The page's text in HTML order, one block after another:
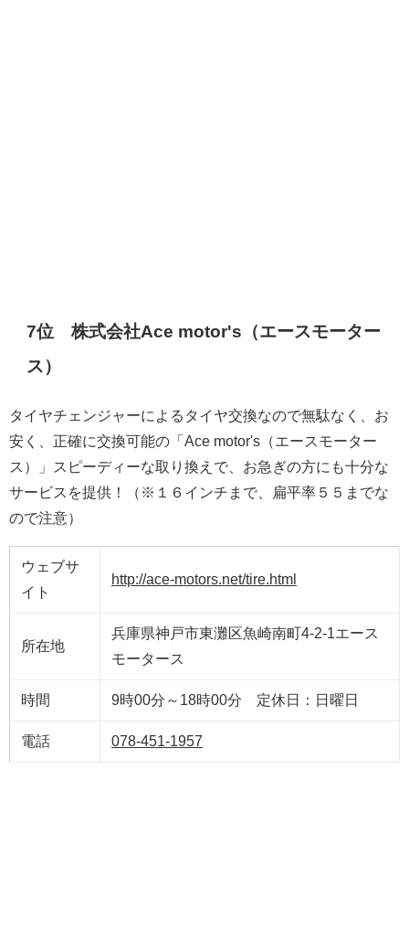
7位 株式会社Ace motor's（エースモーター
ス）
タイヤチェンジャーによるタイヤ交換なので無駄なく、お
安く、正確に交換可能の「Ace motor's（エースモーター
ス）」スピーディーな取り換えで、お急ぎの方にも十分な
サービスを提供！（※１６インチまで、扁平率５５までな
ので注意）
ウェブサ
イト
http://ace-motors.net/tire.html
所在地
兵庫県神戸市東灘区魚崎南町4-2-1エース
モータース
時間 9時00分～18時00分 定休日：日曜日
電話 078-451-1957